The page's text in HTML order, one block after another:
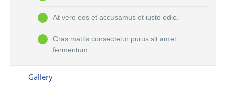
At vero eos et accusamus et iusto odio.
Cras mattis consectetur purus sit amet
fermentum.
Gallery